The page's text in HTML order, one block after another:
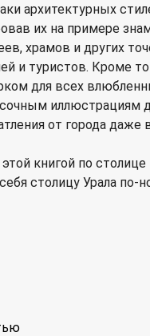
архитектурных
их на примере
храмов и других
и туристов. Кроме
для всех
иллюстрациям
от города даже
книгой по
столицу Урала по-